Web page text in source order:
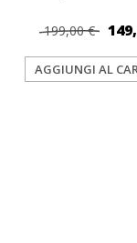
199,00 €
AGGIUNGI AL